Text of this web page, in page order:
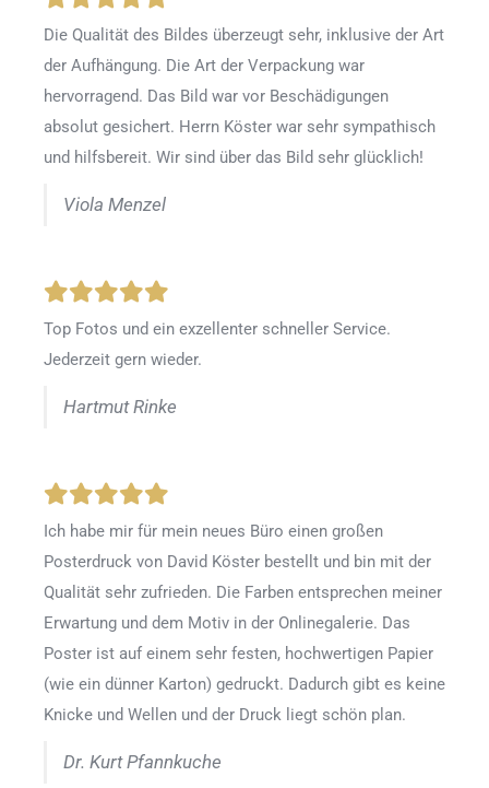
Die Qualität des Bildes überzeugt sehr, inklusive der Art
der Aufhängung. Die Art der Verpackung war
hervorragend. Das Bild war vor Beschädigungen
absolut gesichert. Herrn Köster war sehr sympathisch
und hilfsbereit. Wir sind über das Bild sehr glücklich!
Viola Menzel
Top Fotos und ein exzellenter schneller Service.
Jederzeit gern wieder.
Hartmut Rinke
Ich habe mir für mein neues Büro einen großen
Posterdruck von David Köster bestellt und bin mit der
Qualität sehr zufrieden. Die Farben entsprechen meiner
Erwartung und dem Motiv in der Onlinegalerie. Das
Poster ist auf einem sehr festen, hochwertigen Papier
(wie ein dünner Karton) gedruckt. Dadurch gibt es keine
Knicke und Wellen und der Druck liegt schön plan.
Dr. Kurt Pfannkuche